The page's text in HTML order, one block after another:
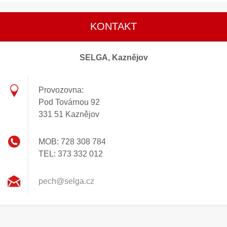
KONTAKT
SELGA, Kaznějov
Provozovna:
Pod Továrnou 92
331 51 Kaznějov
MOB: 728 308 784
TEL: 373 332 012
pech@sel ga.cz